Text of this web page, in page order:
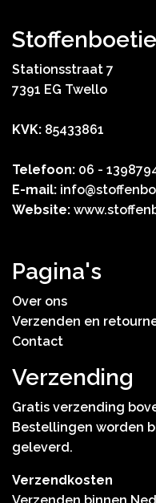
Stationsstraat 7
7391 EG Twello
KVK: 85433861
Telefoon: 06 -
E-mail:
Website:
Pagina's
Over ons
Verzenden en
Contact
Verzending
Gratis verzending
Bestellingen worden
geleverd.
Verzendkosten
Verzenden binnen